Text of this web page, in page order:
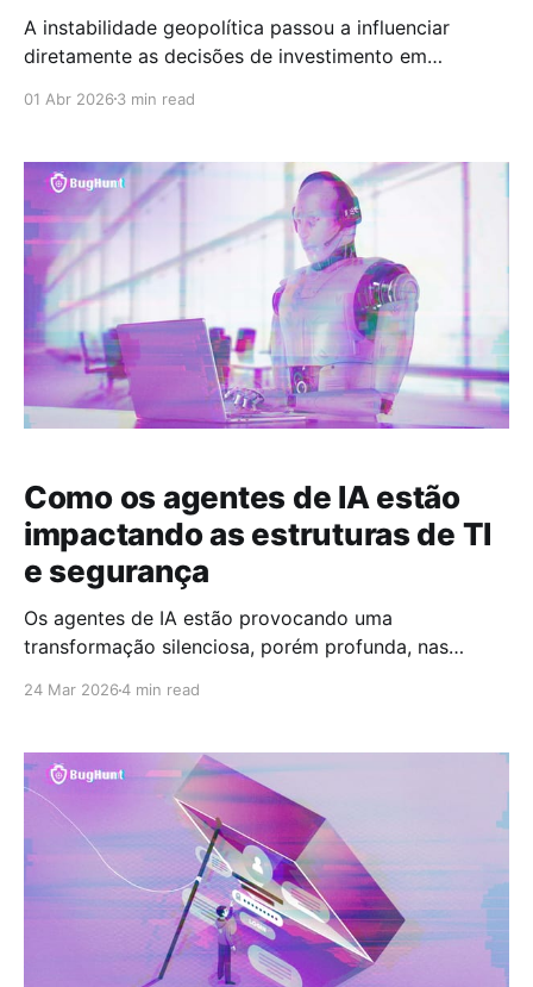
A instabilidade geopolítica passou a influenciar
diretamente as decisões de investimento em
fator externo, esse cenário vem pressionando
campo da cibersegurança. A pesquisa Global Digital
Trust Insights 2026, da PwC, mostra que esse
movimento já
01 Abr 2026 3 min read
Como os agentes de IA estão
impactando as estruturas de TI
e segurança
Os agentes de IA estão provocando uma
transformação silenciosa, porém profunda, nas
autônoma. Esse movimento já deixou de ser
experimental. Segundo o Work Trend Index 2025, da
Microsoft,
24 Mar 20264 min read